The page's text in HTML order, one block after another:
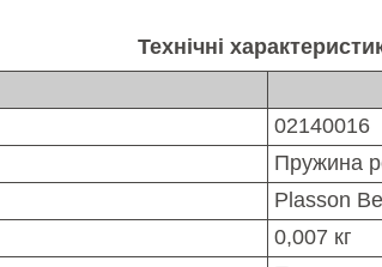
Технічні
02140016
Пружина
Plasson
0,007 кг